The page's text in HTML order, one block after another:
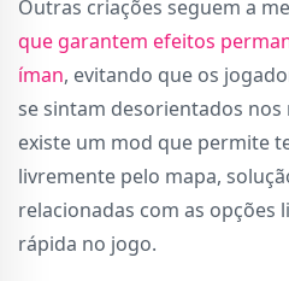
Outras criações seguem a
que garantem efeitos
íman, evitando que os
se sintam desorientados nos
existe um mod que permite
livremente pelo mapa,
relacionadas com as opções
rápida no jogo.